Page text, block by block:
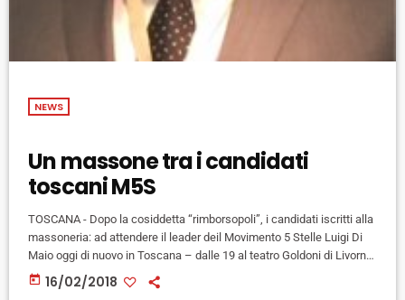
NEWS
Un massone tra i candidati
toscani M5S
TOSCANA - Dopo la cosiddetta “rimborsopoli”, i candidati iscritti alla
massoneria: ad attendere il leader deil Movimento 5 Stelle Luigi Di
Maio oggi di nuovo in Toscana – dalle 19 al teatro Goldoni di Livorno
per il suo “rally per l'Italia” tour cè' il nuovo “caso” che ha investito il
movimento 5 Stelle. Una questione che coinvolge direttamente
today 16/02/2018